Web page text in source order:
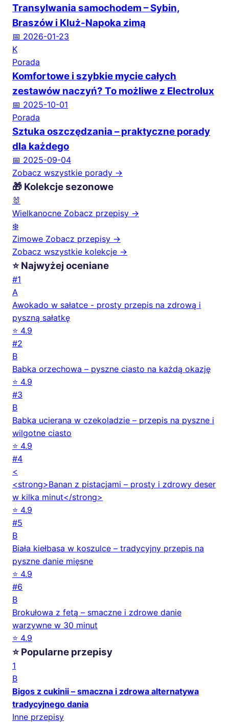
Transylwania samochodem – Sybin,
Braszów i Kluż-Napoka zimą
📅 2026-01-23
K
Porada
Komfortowe i szybkie mycie całych
zestawów naczyń? To możliwe z Electrolux
📅 2025-10-01
Porada
Sztuka oszczędzania – praktyczne porady
dla każdego
📅 2025-09-04
Zobacz wszystkie porady →
🎁 Kolekcje sezonowe
🐰
Wielkanocne Zobacz przepisy →
❄️
Zimowe Zobacz przepisy →
Zobacz wszystkie kolekcje →
⭐ Najwyżej oceniane
#1
A
Awokado w sałatce - prosty przepis na zdrową i
pyszną sałatkę
⭐ 4.9
#2
B
Babka orzechowa – pyszne ciasto na każdą okazję
⭐ 4.9
#3
B
Babka ucierana w czekoladzie – przepis na pyszne i
wilgotne ciasto
⭐ 4.9
#4
<
<strong>Banan z pistacjami – prosty i zdrowy deser
w kilka minut</strong>
⭐ 4.9
#5
B
Biała kiełbasa w koszulce – tradycyjny przepis na
pyszne danie mięsne
⭐ 4.9
#6
B
Brokułowa z fetą – smaczne i zdrowe danie
warzywne w 30 minut
⭐ 4.9
⭐ Popularne przepisy
1
B
Bigos z cukinii – smaczna i zdrowa alternatywa
tradycyjnego dania
Inne przepisy